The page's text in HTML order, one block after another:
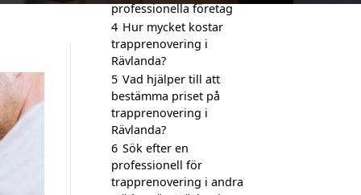
professionella företag
4 Hur mycket kostar
trapprenovering i
Rävlanda?
5 Vad hjälper till att
bestämma priset på
trapprenovering i
Rävlanda?
6 Sök efter en
professionell för
trapprenovering i andra